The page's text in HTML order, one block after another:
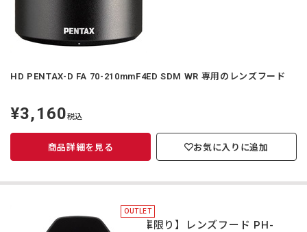
HD PENTAX-D FA 70-210mmF4ED SDM WR 専用のレンズフード
定
価
¥3,160税込
商品詳細を見る お気に入りに追加
OUTLET
【在庫限り】レンズフード PH-